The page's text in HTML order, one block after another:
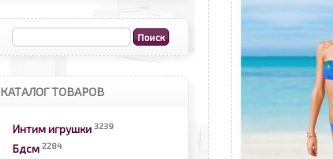
КАТАЛОГ ТОВАРОВ
Интим игрушки 3239
Бдсм 2284